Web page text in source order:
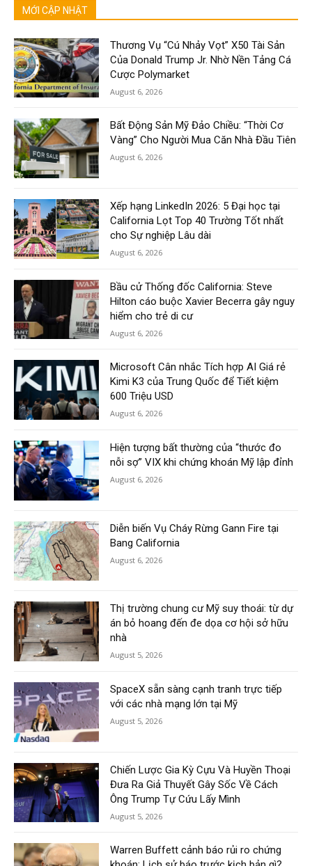
MỚI CẬP NHẬT
Thương Vụ “Cú Nhảy Vọt” X50 Tài Sản
Của Donald Trump Jr. Nhờ Nền Tảng Cá
Cược Polymarket
August 6, 2026
Bất Động Sản Mỹ Đảo Chiều: “Thời Cơ
Vàng” Cho Người Mua Căn Nhà Đầu Tiên
August 6, 2026
Xếp hạng LinkedIn 2026: 5 Đại học tại
California Lọt Top 40 Trường Tốt nhất
cho Sự nghiệp Lâu dài
August 6, 2026
Bầu cử Thống đốc California: Steve
Hilton cáo buộc Xavier Becerra gây nguy
hiểm cho trẻ di cư
August 6, 2026
Microsoft Cân nhắc Tích hợp AI Giá rẻ
Kimi K3 của Trung Quốc để Tiết kiệm
600 Triệu USD
August 6, 2026
Hiện tượng bất thường của “thước đo
nỗi sợ” VIX khi chứng khoán Mỹ lập đỉnh
August 6, 2026
Diễn biến Vụ Cháy Rừng Gann Fire tại
Bang California
August 6, 2026
Thị trường chung cư Mỹ suy thoái: từ dự
án bỏ hoang đến đe dọa cơ hội sở hữu
nhà
August 5, 2026
SpaceX sẵn sàng cạnh tranh trực tiếp
với các nhà mạng lớn tại Mỹ
August 5, 2026
Chiến Lược Gia Kỳ Cựu Và Huyền Thoại
Đưa Ra Giả Thuyết Gây Sốc Về Cách
Ông Trump Tự Cứu Lấy Mình
August 5, 2026
Warren Buffett cảnh báo rủi ro chứng